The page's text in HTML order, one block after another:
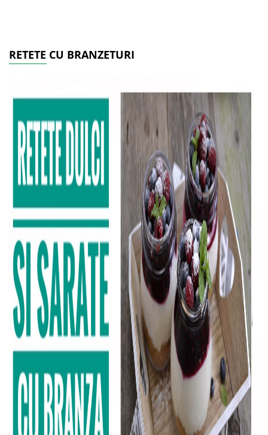
RETETE CU BRANZETURI